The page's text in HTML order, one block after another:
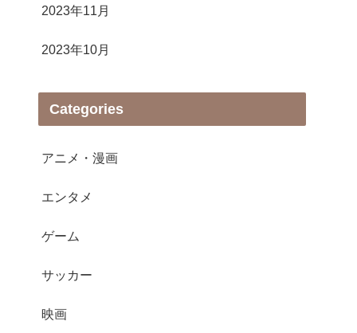
2023年11月
2023年10月
Categories
アニメ・漫画
エンタメ
ゲーム
サッカー
映画